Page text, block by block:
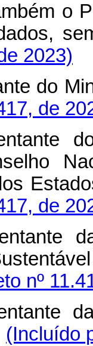
o
2023)
do
de
dos
de
nº
(Incluído